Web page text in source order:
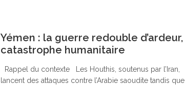
Yémen : la guerre redouble d’ardeur,
catastrophe humanitaire
Rappel du contexte Les Houthis, soutenus par l’Iran,
lancent des attaques contre l’Arabie saoudite tandis que